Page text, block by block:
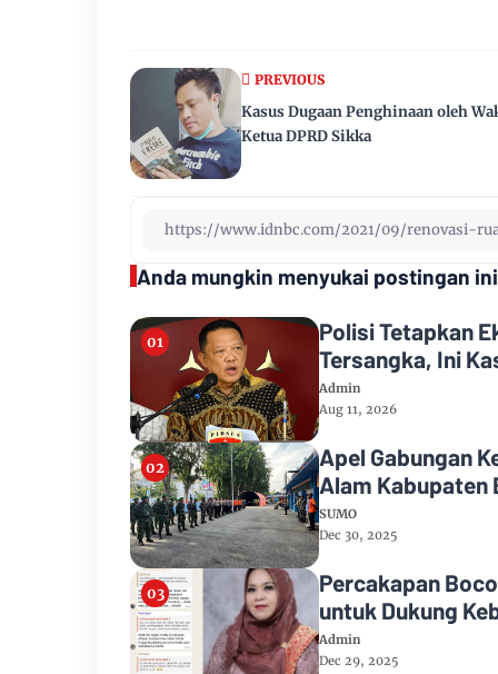
PREVIOUS
Kasus Dugaan Penghinaan oleh
Ketua DPRD Sikka
Anda mungkin menyukai postingan ini
Polisi Tetapkan
Tersangka, Ini
Admin
Aug 11, 2026
Apel Gabungan
Alam Kabupaten
SUMO
Dec 30, 2025
Percakapan
untuk Dukung
Admin
Dec 29, 2025